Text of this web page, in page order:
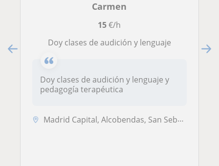
Carmen
15€/h
Doy clases de audición y lenguaje
Doy clases de audición y lenguaje y
pedagogía terapéutica
Madrid Capital, Alcobendas, San Sebastián de los Reyes, Tres Cantos, P...